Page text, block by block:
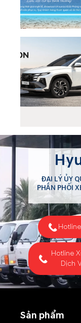
ĐẠI LÝ ỦY
PHÂN PHỐI
Hotline
Dịch
Sản phẩm